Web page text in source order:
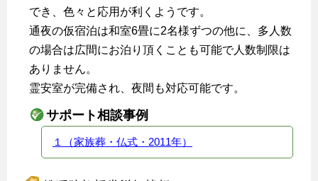
でき、色々と応用が利くようです。
通夜の仮宿泊は和室6畳に2名様ずつの他に、多人数
の場合は広間にお泊り頂くことも可能で人数制限は
ありません。
霊安室が完備され、夜間も対応可能です。
サポート相談事例
１（家族葬・仏式・2011年）